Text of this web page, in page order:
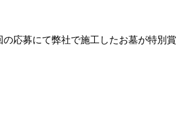
応募にて弊社で施工したお墓が特別賞